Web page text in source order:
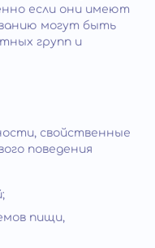
если они имеют
могут быть
групп и
свойственные
поведения
пищи,